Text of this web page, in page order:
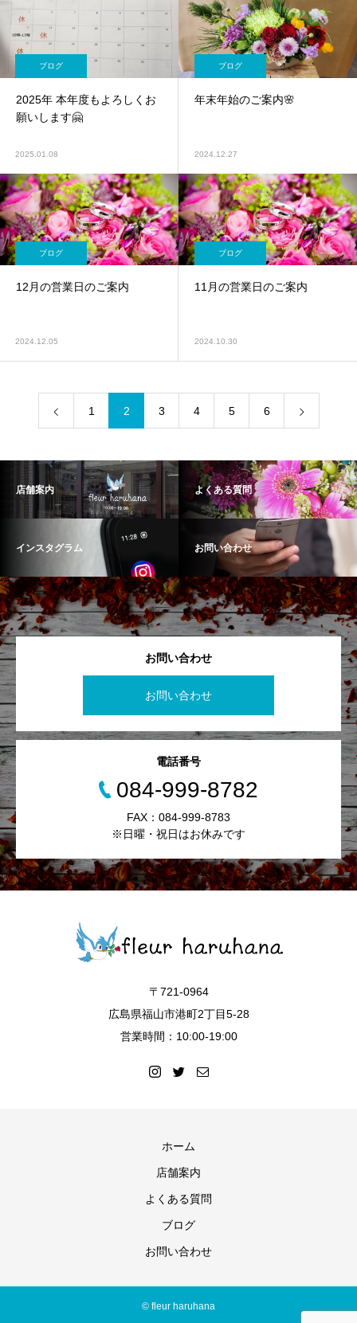
ブログ
2025年 本年度もよろしくお
願いします🤗
2025.01.08
ブログ
年末年始のご案内🌸
2024.12.27
ブログ
12月の営業日のご案内
2024.12.05
ブログ
11月の営業日のご案内
2024.10.30
1 2 3 4 5 6
店舗案内 よくある質問
インスタグラム お問い合わせ
お問い合わせ
お問い合わせ
電話番号
084-999-8782
FAX：084-999-8783
※日曜・祝日はお休みです
〒721-0964
広島県福山市港町2丁目5-28
営業時間：10:00-19:00
ホーム
店舗案内
よくある質問
ブログ
お問い合わせ
© fleur haruhana